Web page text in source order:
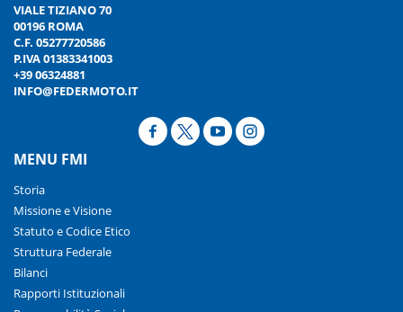
VIALE TIZIANO 70
00196 ROMA
C.F. 05277720586
P.IVA 01383341003
+39 06324881
INFO@FEDERMOTO.IT
MENU FMI
Storia
Missione e Visione
Statuto e Codice Etico
Struttura Federale
Bilanci
Rapporti Istituzionali